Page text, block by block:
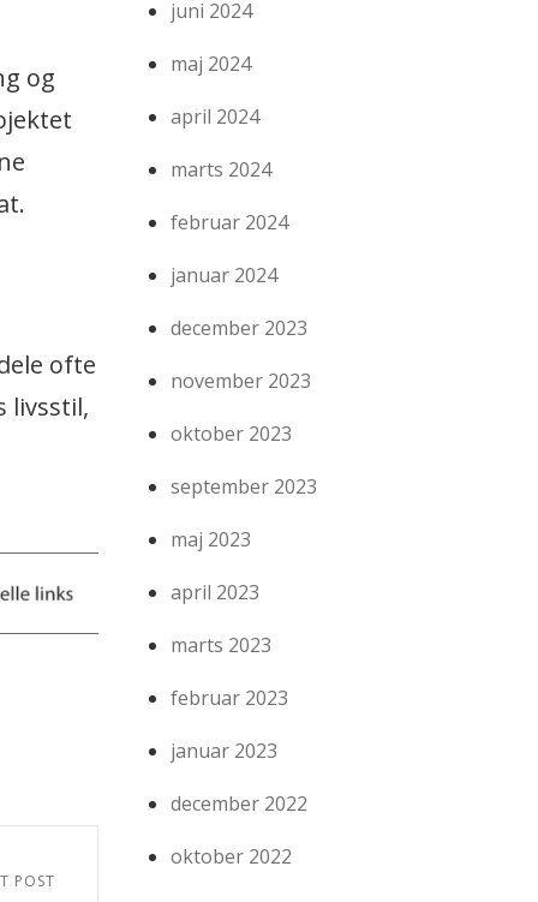
og
ofte
livsstil,
POST
juni 2024
maj 2024
april 2024
marts 2024
februar 2024
januar 2024
december 2023
november 2023
oktober 2023
september 2023
maj 2023
april 2023
marts 2023
februar 2023
januar 2023
december 2022
oktober 2022